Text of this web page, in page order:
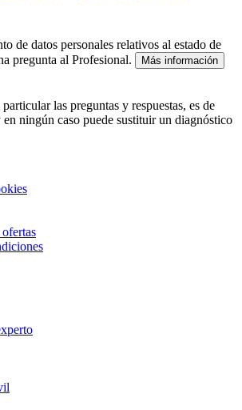
de datos personales relativos al estado de
pregunta al Profesional.
Más información
las preguntas y respuestas, es de
ningún caso puede sustituir un diagnóstico